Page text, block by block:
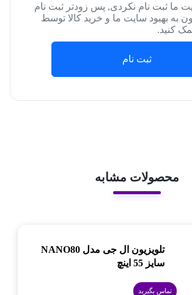
ما ثبت نام نکردی, پس زودتر ثبت نام
به بهبود سایت ما و خرید کالا توسط
کنید.
ثبت نام
محصولات مشابه
تلویزیون ال جی مدل NANO80
سایز 55 اینچ
تماس بگیرید